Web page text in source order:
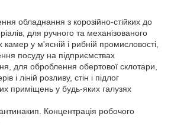
обладнання з корозійно-стійких до
для ручного та механізованого
у м'ясній і рибній промисловості,
посуду на підприємствах
для оброблення обертової склотари,
і ліній розливу, стін і підлог
приміщень у будь-яких галузях
Концентрація робочого